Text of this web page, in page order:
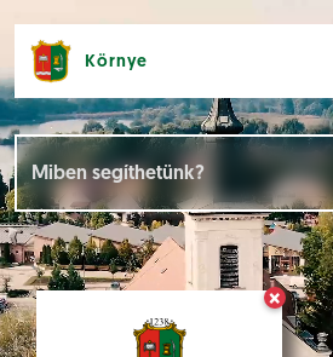
×
Környe
Hírek []
Események []
Dokumentumok []